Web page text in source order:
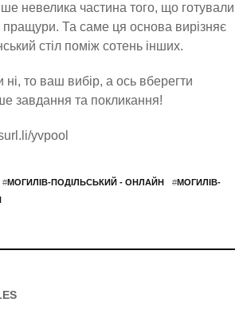
невелика частина того, що готували
пращури. Та саме ця основа вирізняє
стіл поміж сотень інших.
ні, то ваш вибір, а ось вберегти
завдання та покликання!
yvpool
#МОГИЛІВ-ПОДІЛЬСЬКИЙ - ОНЛАЙН #МОГИЛІВ-